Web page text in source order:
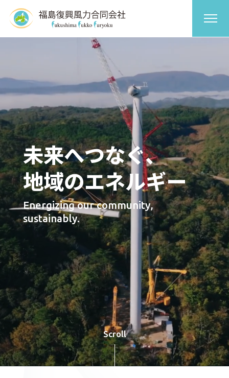
Scroll
未来へつなぐ、
地域のエネルギー
Energizing our community,
sustainably.